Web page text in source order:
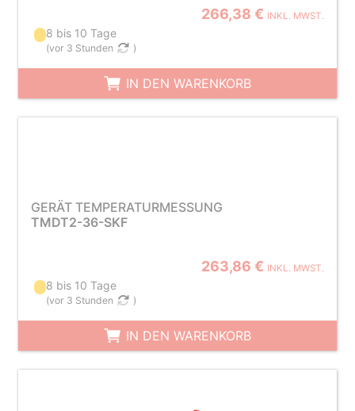
266,38 € INKL. MWST.
8 bis 10 Tage
(vor 3 Stunden )
IN DEN WARENKORB
GERÄT TEMPERATURMESSUNG
TMDT2-36-SKF
263,86 € INKL. MWST.
8 bis 10 Tage
(vor 3 Stunden )
IN DEN WARENKORB